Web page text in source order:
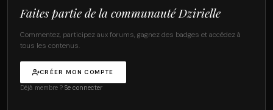
Faites partie de la communauté Dzirielle
Commentez, participez aux forums, gagnez des badges et accédez à
tous les contenus.
CRÉER MON COMPTE
Déjà membre ? Se connecter